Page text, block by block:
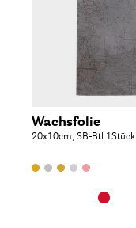
Wachsfolie
20x10cm, SB-Btl 1Stück